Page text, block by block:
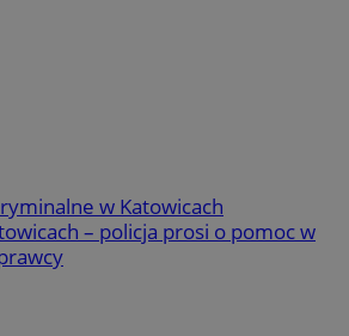
w Katowicach
– policja prosi o pomoc w